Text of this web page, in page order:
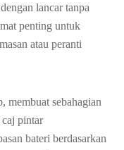
lancar tanpa
penting untuk
atau peranti
membuat sebahagian
caj pintar
bateri berdasarkan